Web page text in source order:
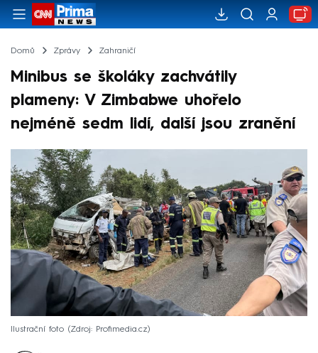
Domů Zprávy Zahraničí
Minibus se školáky zachvátily
plameny: V Zimbabwe uhořelo
nejméně sedm lidí, další jsou zranění
Ilustrační foto Zdroj: Profimedia.cz